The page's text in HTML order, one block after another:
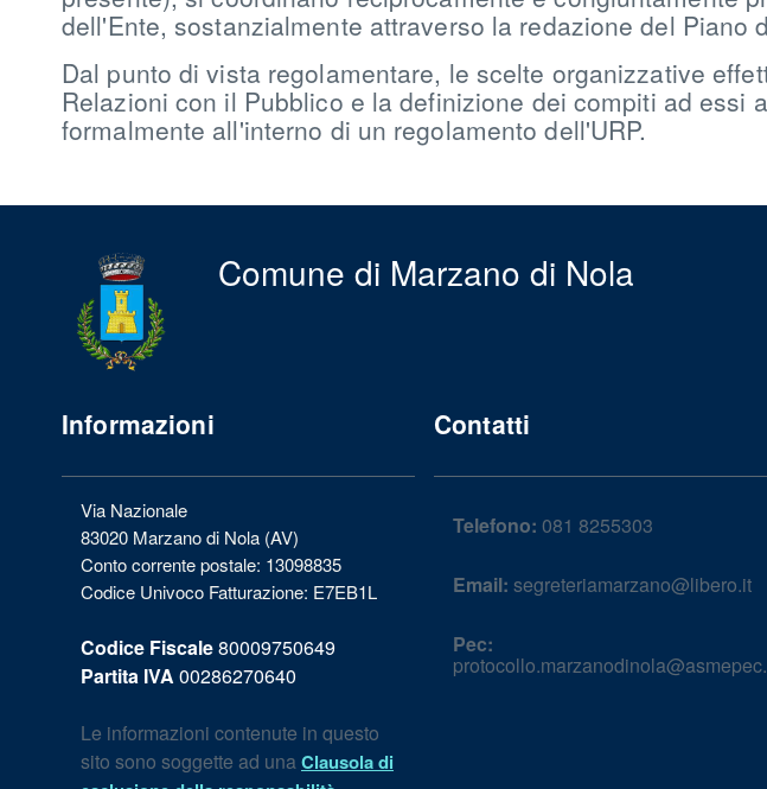
dell'Ente, sostanzialmente attraverso la redazione del Piano
Dal punto di vista regolamentare, le scelte organizzative
Relazioni con il Pubblico e la definizione dei compiti ad
formalmente all'interno di un regolamento dell'URP.
Comune di Marzano di Nola
Informazioni
Via Nazionale
83020 Marzano di Nola (AV)
Conto corrente postale: 13098835
Codice Univoco Fatturazione: E7EB1L
Codice Fiscale80009750649
Partita IVA 00286270640
Le informazioni contenute in questo
sito sono soggette ad unaClausola di
Contatti
Telefono: 081 8255303
Email: segreteriamarzano@libero.it
Pec: